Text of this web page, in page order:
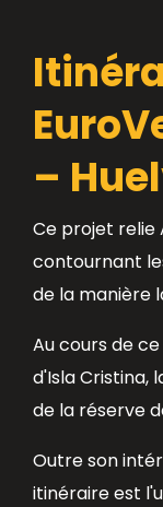
–
Ce projet relie
contournant
de la manière
Au cours de
d'Isla Cristina,
de la réserve
Outre son
itinéraire est